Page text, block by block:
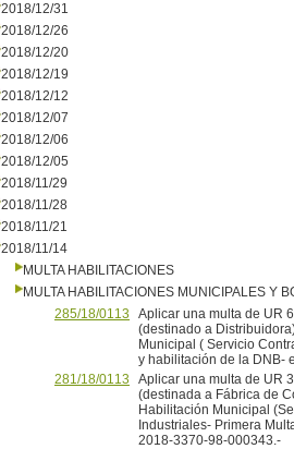
2018/12/31
2018/12/26
2018/12/20
2018/12/19
2018/12/12
2018/12/07
2018/12/06
2018/12/05
2018/11/29
2018/11/28
2018/11/21
2018/11/14
MULTA HABILITACIONES
MULTA HABILITACIONES MUNICIPALES Y
285/18/0113
Aplicar una multa de UR
(destinado a
Municipal ( Servicio
y habilitación de la DNB-
281/18/0113
Aplicar una multa de UR
(destinada a Fábrica de
Habilitación Municipal
Industriales- Primera
2018-3370-98-000343.-